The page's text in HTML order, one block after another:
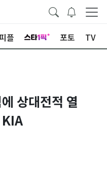
플 포토 TV
상대전적 열